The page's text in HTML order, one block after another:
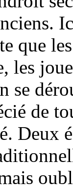
que
les
se
de
Deux